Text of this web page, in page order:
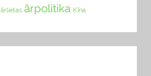
ārlietas ārpolitika Ķīna